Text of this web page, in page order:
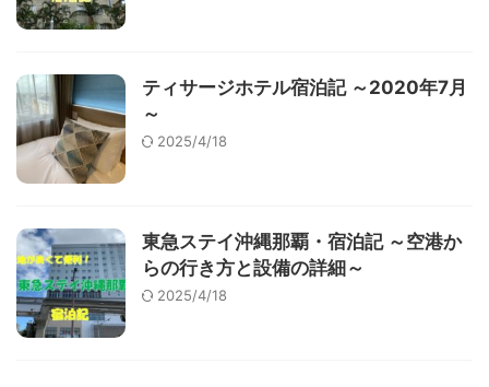
ティサージホテル宿泊記 ～2020年7月
～
2025/4/18
東急ステイ沖縄那覇・宿泊記 ～空港か
らの行き方と設備の詳細～
2025/4/18